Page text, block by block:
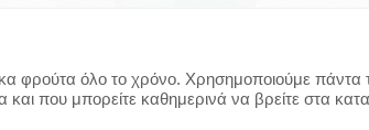
φρούτα όλο το χρόνο. Χρησημοποιούμε πάντα
που μπορείτε καθημερινά να βρείτε στα